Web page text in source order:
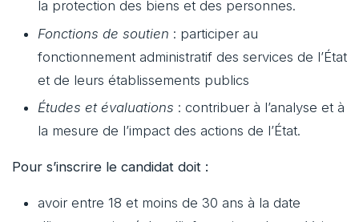
la protection des biens et des personnes.
Fonctions de soutien : participer au
fonctionnement administratif des services de l’État
et de leurs établissements publics
Études et évaluations : contribuer à l’analyse et à
la mesure de l’impact des actions de l’État.
Pour s’inscrire le candidat doit :
avoir entre 18 et moins de 30 ans à la date